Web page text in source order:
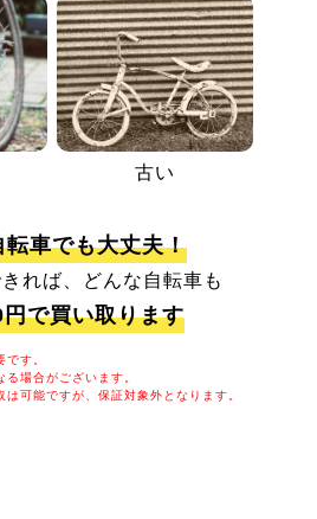
古い
転車でも大丈夫！
れば、どんな自転車も
で買い取ります
す。
場合がございます。
可能ですが、保証対象外となります。